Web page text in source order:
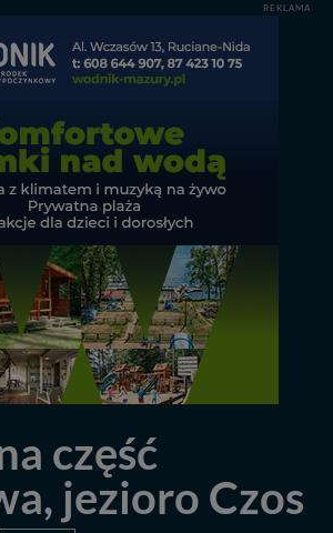
REKLAMA
część
jezioro Czos